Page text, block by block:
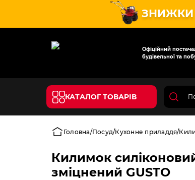
ЗНИЖКИ
Офіційний
будівельної та
КАТАЛОГ ТОВАРІВ
Головна Посуд Кухонне приладдя
Килимок
зміцнений GUSTO